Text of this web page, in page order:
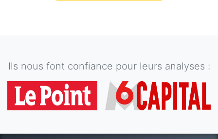
Ils nous font confiance pour leurs analyses :